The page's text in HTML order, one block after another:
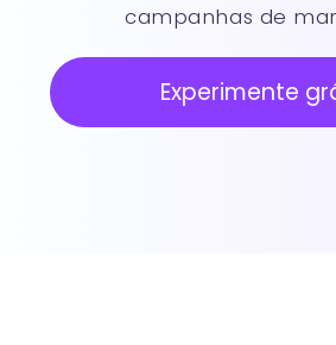
campanhas de
Experimente